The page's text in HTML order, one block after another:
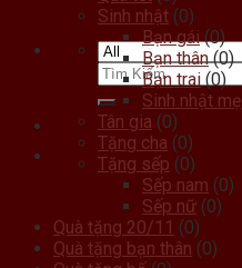
Sinh nhật (0)
Bạn gái (0)
Bạn thân (0)
Bạn trai (0)
Sinh nhật mẹ
Tân gia (0)
Tặng cha (0)
Tặng sếp (0)
Sếp nam (0)
Sếp nữ (0)
Quà tặng 20/11 (0)
Quà tặng bạn thân (0)